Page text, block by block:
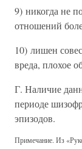
9) никогда не
отношений
10) лишен
вреда, плохое
Г. Наличие
периоде
эпизодов.
Примечание. Из